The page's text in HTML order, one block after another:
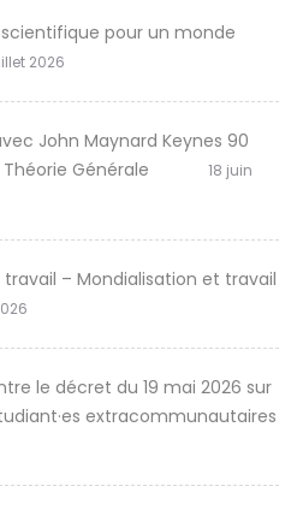
scientifique pour un monde
2026
John Maynard Keynes 90
Générale
18 juin
– Mondialisation et travail
le décret du 19 mai 2026 sur
extracommunautaires